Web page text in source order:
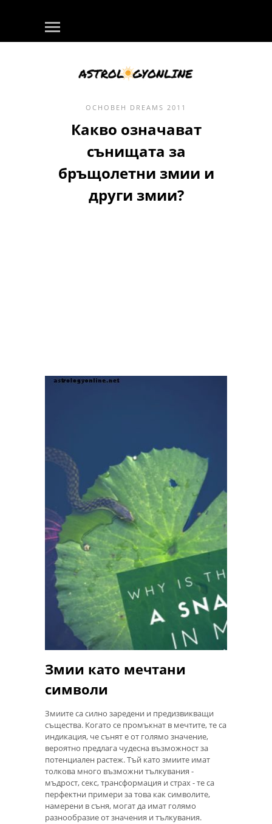
ОСНОВЕН DREAMS 2011
Какво означават
сънищата за
бръщолетни змии и
други змии?
Змии като мечтани
символи
Змиите са силно заредени и предизвикващи
същества. Когато се промъкнат в мечтите, те са
индикация, че сънят е от голямо значение,
вероятно предлага чудесна възможност за
потенциален растеж. Тъй като змиите имат
толкова много възможни тълкувания -
мъдрост, секс, трансформация и страх - те са
перфектни примери за това как символите,
намерени в съня, могат да имат голямо
разнообразие от значения и тълкувания.